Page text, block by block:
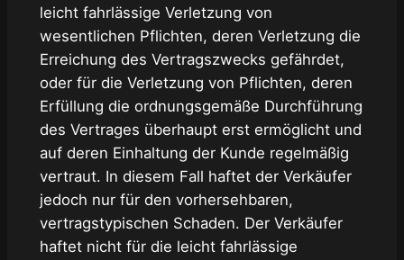
leicht fahrlässige Verletzung von
wesentlichen Pflichten, deren Verletzung die
Erreichung des Vertragszwecks gefährdet,
oder für die Verletzung von Pflichten, deren
Erfüllung die ordnungsgemäße Durchführung
des Vertrages überhaupt erst ermöglicht und
auf deren Einhaltung der Kunde regelmäßig
vertraut. In diesem Fall haftet der Verkäufer
jedoch nur für den vorhersehbaren,
vertragstypischen Schaden. Der Verkäufer
haftet nicht für die leicht fahrlässige